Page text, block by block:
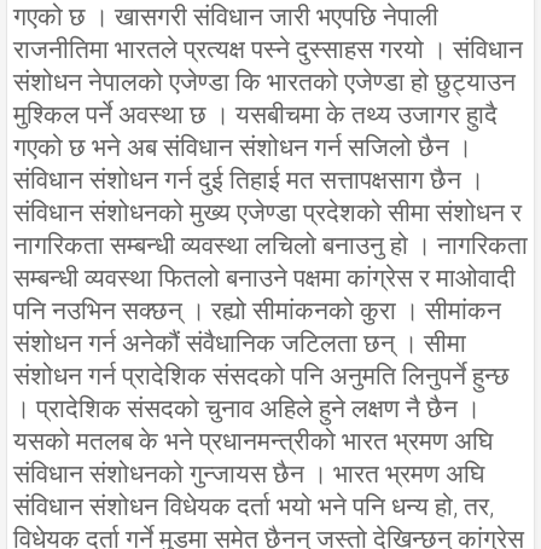
गएको छ । खासगरी संविधान जारी भएपछि नेपाली
राजनीतिमा भारतले प्रत्यक्ष पस्ने दुस्साहस गरयो । संविधान
संशोधन नेपालको एजेण्डा कि भारतको एजेण्डा हो छुट्याउन
मुश्किल पर्ने अवस्था छ । यसबीचमा के तथ्य उजागर हुादै
गएको छ भने अब संविधान संशोधन गर्न सजिलो छैन ।
संविधान संशोधन गर्न दुई तिहाई मत सत्तापक्षसाग छैन ।
संविधान संशोधनको मुख्य एजेण्डा प्रदेशको सीमा संशोधन र
नागरिकता सम्बन्धी व्यवस्था लचिलो बनाउनु हो । नागरिकता
सम्बन्धी व्यवस्था फितलो बनाउने पक्षमा कांग्रेस र माओवादी
पनि नउभिन सक्छन् । रह्यो सीमांकनको कुरा । सीमांकन
संशोधन गर्न अनेकौं संवैधानिक जटिलता छन् । सीमा
संशोधन गर्न प्रादेशिक संसदको पनि अनुमति लिनुपर्ने हुन्छ
। प्रादेशिक संसदको चुनाव अहिले हुने लक्षण नै छैन ।
यसको मतलब के भने प्रधानमन्त्रीको भारत भ्रमण अघि
संविधान संशोधनको गुन्जायस छैन । भारत भ्रमण अघि
संविधान संशोधन विधेयक दर्ता भयो भने पनि धन्य हो, तर,
विधेयक दर्ता गर्ने मुडमा समेत छैनन् जस्तो देखिन्छन् कांग्रेस